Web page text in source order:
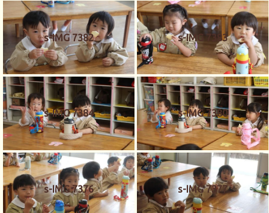
s-IMG 7382 s-IMG 7383
s-IMG 7384 s-IMG 7380
s-IMG 7376 s-IMG 7377